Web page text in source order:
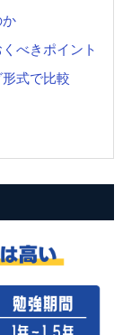
か
べきポイント
式で比較